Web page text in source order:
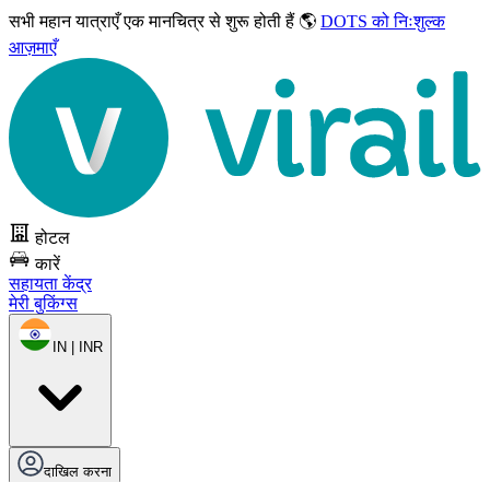
सभी महान यात्राएँएक मानचित्र से शुरू होती हैं 🌎 DOTS को निःशुल्क
आज़माएँ
होटल
कारें
सहायता केंद्र
मेरी बुकिंग्स
IN | INR
दाखिल करना